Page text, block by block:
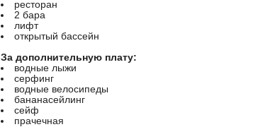
ресторан
2 бара
лифт
открытый бассейн
За дополнительную плату:
водные лыжи
серфинг
водные велосипеды
бананасейлинг
сейф
прачечная